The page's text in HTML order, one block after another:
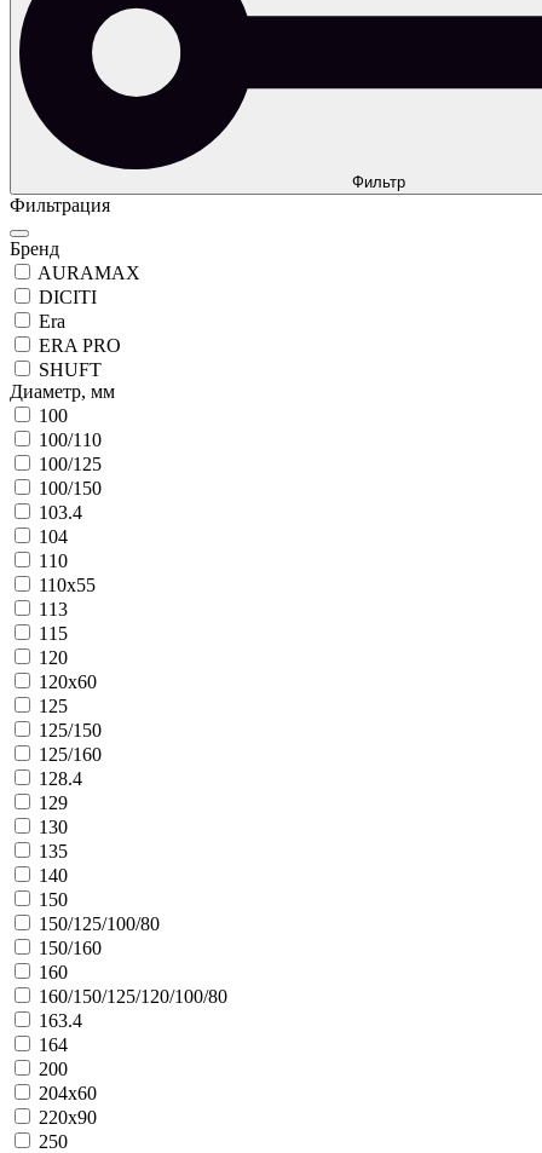
Фильтр
Фильтрация
Бренд
AURAMAX
DICITI
Era
ERA PRO
SHUFT
Диаметр, мм
100
100/110
100/125
100/150
103.4
104
110
110x55
113
115
120
120x60
125
125/150
125/160
128.4
129
130
135
140
150
150/125/100/80
150/160
160
160/150/125/120/100/80
163.4
164
200
204x60
220x90
250